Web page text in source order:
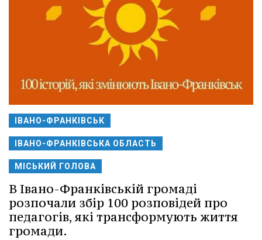
ІВАНО-ФРАНКІВСЬК
ІВАНО-ФРАНКІВСЬКА ОБЛАСТЬ
МІСЬКИЙ ГОЛОВА
В Івано-Франківській громаді
розпочали збір 100 розповідей про
педагогів, які трансформують життя
громади.